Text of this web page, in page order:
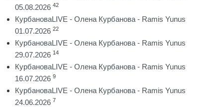
05.08.2026 42
КурбановаLIVE - Олена Курбанова - Ramis Yunus
01.07.2026 22
КурбановаLIVE - Олена Курбанова - Ramis Yunus
29.07.2026 14
КурбановаLIVE - Олена Курбанова - Ramis Yunus
16.07.2026 9
КурбановаLIVE - Олена Курбанова - Ramis Yunus
24.06.2026 7